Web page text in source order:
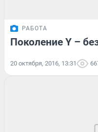
РАБОТА
Поколение Y –
20 октября, 2016, 13:31